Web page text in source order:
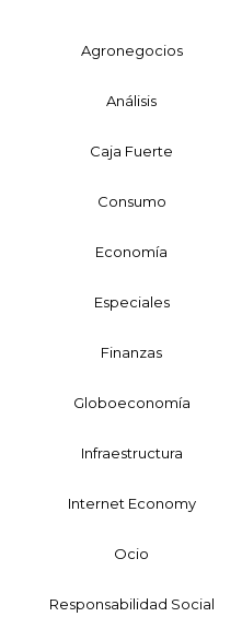
Agronegocios
Análisis
Caja Fuerte
Consumo
Economía
Especiales
Finanzas
Globoeconomía
Infraestructura
Internet Economy
Ocio
Responsabilidad Social